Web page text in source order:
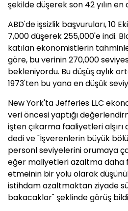
şekilde düşerek son 42 yılın en
ABD'de işsizlik başvuruları, 10
7,000 düşerek 255,000'e indi.
katılan ekonomistlerin
göre, bu verinin 270,000
bekleniyordu. Bu düşüş aylık
1973'ten bu yana en düşük
New York'ta Jefferies LLC
veri öncesi yaptığı
işten çıkarma faaliyetleri alşırı
dedi ve "İşverenlerin büyük
personl seviyelerini orumaya
eğer maliyetleri azaltma daha
etmeinin bir yolu olarak
istihdam azaltmaktan ziyade
bakacaklar" şeklinde görüş